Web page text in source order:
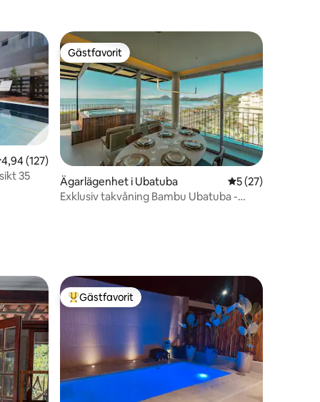
av 5 i genomsnittligt betyg, 127 omdömen
4,94 (127)
35
Gästfavorit
Gästfavorit
Ägarlägenhet i Ubatuba 5 av 5 i
5 (27)
Exklusiv takvåning Bambu Ubatuba -
Populär gästfavorit
Gästfavorit